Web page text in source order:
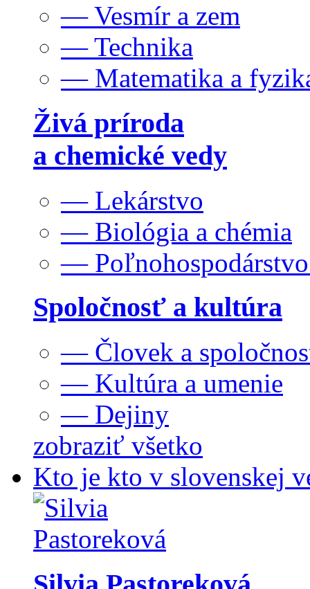
— Vesmír a zem
— Technika
— Matematika a
Živá príroda
a chemické vedy
— Lekárstvo
— Biológia a chémia
—
Spoločnosť a kultúra
— Človek a
— Kultúra a umenie
— Dejiny
zobraziť všetko
Kto je kto v slovenskej